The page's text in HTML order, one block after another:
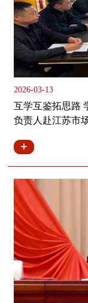
2026-03-13
互学互鉴拓思路
负责人赴江苏市